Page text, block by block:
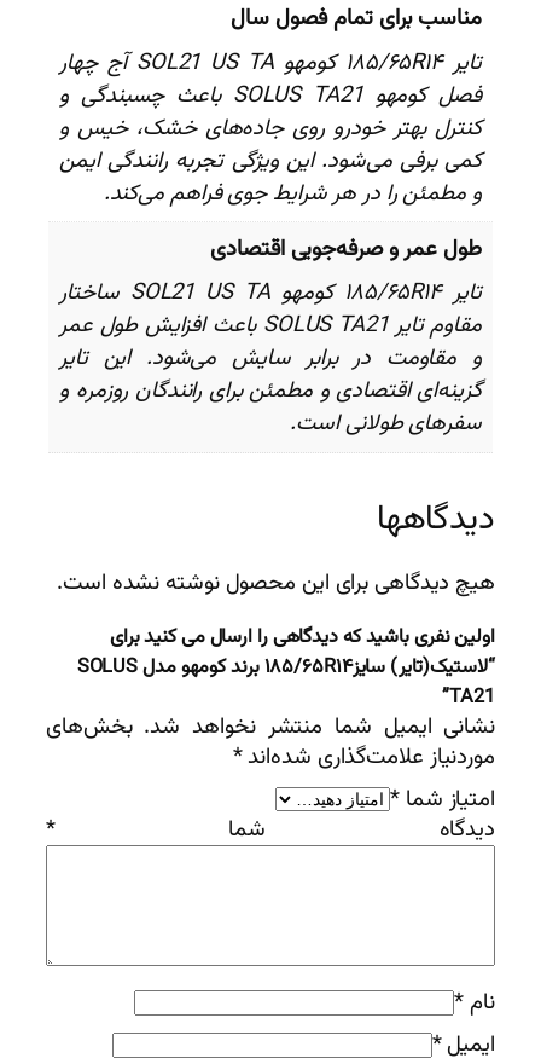
مناسب برای تمام فصول سال
تایر ۱۸۵/۶۵R۱۴ کومهو SOL21 US TA آج چهار
فصل کومهو SOLUS TA21 باعث چسبندگی و
کنترل بهتر خودرو روی جاده‌های خشک، خیس و
کمی برفی می‌شود. این ویژگی تجربه رانندگی ایمن
و مطمئن را در هر شرایط جوی فراهم می‌کند.
طول عمر و صرفه‌جویی اقتصادی
تایر ۱۸۵/۶۵R۱۴ کومهو SOL21 US TA ساختار
مقاوم تایر SOLUS TA21 باعث افزایش طول عمر
و مقاومت در برابر سایش می‌شود. این تایر
گزینه‌ای اقتصادی و مطمئن برای رانندگان روزمره و
سفرهای طولانی است.
دیدگاهها
هیچ دیدگاهی برای این محصول نوشته نشده است.
اولین نفری باشید که دیدگاهی را ارسال می کنید برای
“لاستیک(تایر) سایز۱۸۵/۶۵R۱۴ برند کومهو مدل SOLUS
TA21”
نشانی ایمیل شما منتشر نخواهد شد. بخش‌های
موردنیاز علامت‌گذاری شده‌اند*
امتیاز شما *
دیدگاه شما*
نام*
ایمیل*